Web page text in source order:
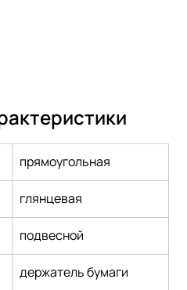
прямоугольная
глянцевая
подвесной
держатель бумаги